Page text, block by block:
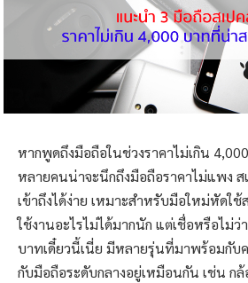
หากพูดถึงมือถือในช่วงราคาไม่เกิน
หลายคนน่าจะนึกถึงมือถือราคาไม่แพง
เข้าถึงได้ง่าย เหมาะสำหรับมือใหม่หัดใ
ใช้งานอะไรไม่ได้มากนัก แต่เชื่อหรือไม่ว่
บาทเดี๋ยวนี้เนี่ย มีหลายรุ่นที่มาพร้อมกับค
กับมือถือระดับกลางอยู่เหมือนกัน เช่น ก